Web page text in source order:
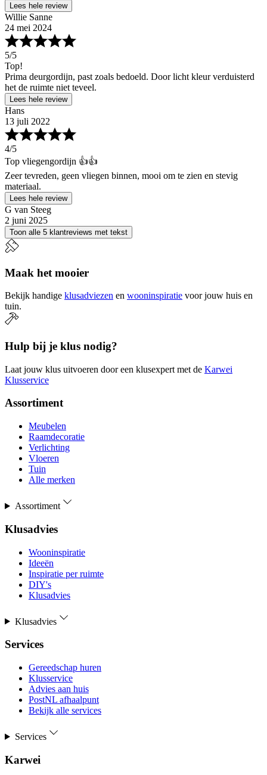
Lees hele review
Willie Sanne
24 mei 2024
5/5
Top!
Prima deurgordijn, past zoals bedoeld. Door licht kleur verduisterd
het de ruimte niet teveel.
Lees hele review
Hans
13 juli 2022
4/5
Top vliegengordijn 👍👍
Zeer tevreden, geen vliegen binnen, mooi om te zien en stevig
materiaal.
Lees hele review
G van Steeg
2 juni 2025
Toon alle 5 klantreviews met tekst
Maak het mooier
Bekijk handige klusadviezen en wooninspiratie voor jouw huis en
tuin.
Hulp bij je klus nodig?
Laat jouw klus uitvoeren door een klusexpert met de Karwei
Klusservice
Assortiment
Meubelen
Raamdecoratie
Verlichting
Vloeren
Tuin
Alle merken
Assortiment
Klusadvies
Wooninspiratie
Ideeën
Inspiratie per ruimte
DIY's
Klusadvies
Klusadvies
Services
Gereedschap huren
Klusservice
Advies aan huis
PostNL afhaalpunt
Bekijk alle services
Services
Karwei